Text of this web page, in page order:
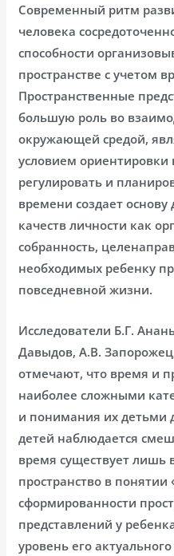
Современный ритм
человека
способности
пространстве с учетом
Пространственные
большую роль во
окружающей средой,
условием
регулировать и
времени создает основу
качеств личности как
собранность,
необходимых ребенку
повседневной жизни.
Исследователи Б.Г.
Давыдов, А.В.
отмечают, что время и
наиболее сложными
и понимания их детьми
детей наблюдается
время существует лишь
пространство в понятии
сформированности
представлений у
уровень его